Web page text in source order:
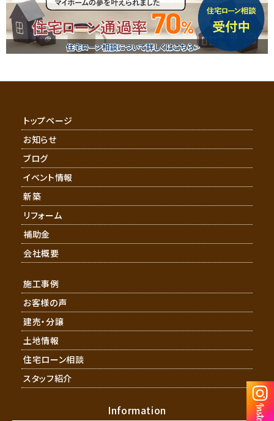
トップページ
お知らせ
ブログ
イベント情報
新築
リフォーム
補助金
会社概要
施工事例
お客様の声
建売・分譲
土地情報
住宅ローン相談
スタッフ紹介
Information